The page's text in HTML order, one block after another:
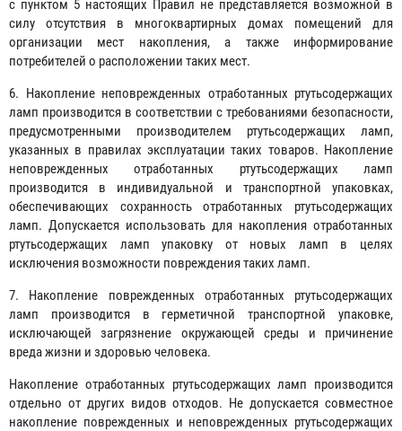
с пунктом 5 настоящих Правил не представляется возможной в
силу отсутствия в многоквартирных домах помещений для
организации мест накопления, а также информирование
потребителей о расположении таких мест.
6. Накопление неповрежденных отработанных ртутьсодержащих
ламп производится в соответствии с требованиями безопасности,
предусмотренными производителем ртутьсодержащих ламп,
указанных в правилах эксплуатации таких товаров. Накопление
неповрежденных отработанных ртутьсодержащих ламп
производится в индивидуальной и транспортной упаковках,
обеспечивающих сохранность отработанных ртутьсодержащих
ламп. Допускается использовать для накопления отработанных
ртутьсодержащих ламп упаковку от новых ламп в целях
исключения возможности повреждения таких ламп.
7. Накопление поврежденных отработанных ртутьсодержащих
ламп производится в герметичной транспортной упаковке,
исключающей загрязнение окружающей среды и причинение
вреда жизни и здоровью человека.
Накопление отработанных ртутьсодержащих ламп производится
отдельно от других видов отходов. Не допускается совместное
накопление поврежденных и неповрежденных ртутьсодержащих